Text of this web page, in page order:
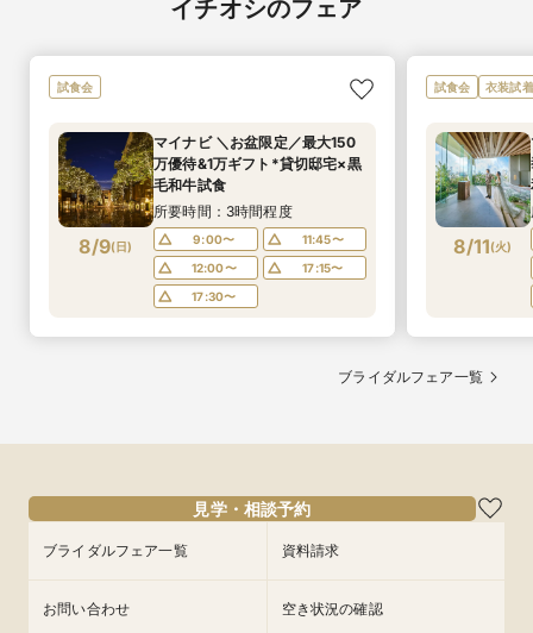
イチオシのフェア
試食会
8/9(日)
マイナビ ＼お盆限定／最大150
万優待&1万ギフト*貸切邸宅×黒
毛和牛試食
所要時間：3時間程度
9:00〜
11:45〜
12:00〜
17:15〜
17:30〜
試食会 衣装試着
8/11(火)
ブライダルフェア一覧
見学・相談予約
ブライダルフェア一覧 資料請求
お問い合わせ 空き状況の確認